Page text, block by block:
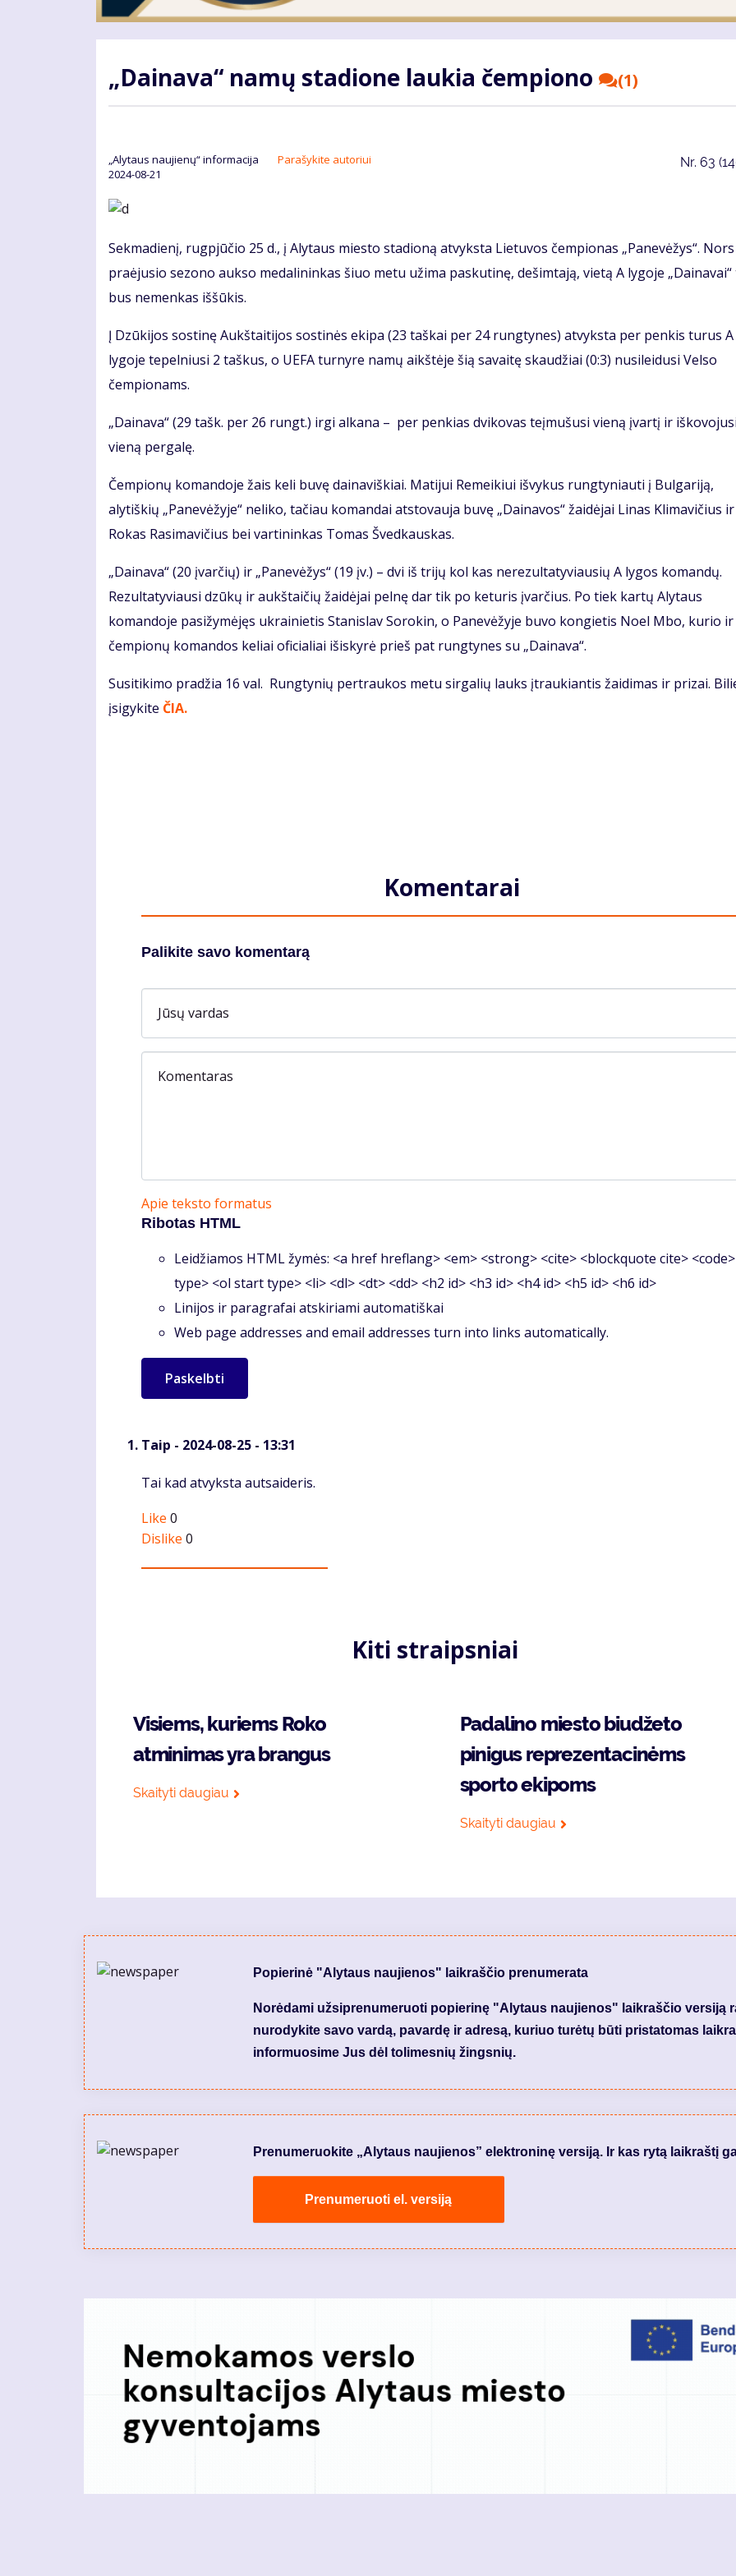
„Dainava“ namų stadione laukia čempiono (1)
„Alytaus naujienų“ informacija
Parašykite autoriui
2024-08-21
Nr. 63
Sekmadienį, rugpjūčio 25 d., į Alytaus miesto stadioną atvyksta Lietuvos čempionas „Panevėžys“. Nors
praėjusio sezono aukso medalininkas šiuo metu užima paskutinę, dešimtają, vietą A lygoje „Dainavai“
bus nemenkas iššūkis.
Į Dzūkijos sostinę Aukštaitijos sostinės ekipa (23 taškai per 24 rungtynes) atvyksta per penkis turus A
lygoje tepelniusi 2 taškus, o UEFA turnyre namų aikštėje šią savaitę skaudžiai (0:3) nusileidusi Velso
čempionams.
„Dainava“ (29 tašk. per 26 rungt.) irgi alkana – per penkias dvikovas teįmušusi vieną įvartį ir
vieną pergalę.
Čempionų komandoje žais keli buvę dainaviškiai. Matijui Remeikiui išvykus rungtyniauti į Bulgariją,
alytiškių „Panevėžyje“ neliko, tačiau komandai atstovauja buvę „Dainavos“ žaidėjai Linas Klimavičius ir
Rokas Rasimavičius bei vartininkas Tomas Švedkauskas.
„Dainava“ (20 įvarčių) ir „Panevėžys“ (19 įv.) – dvi iš trijų kol kas nerezultatyviausių A lygos komandų.
Rezultatyviausi dzūkų ir aukštaičių žaidėjai pelnę dar tik po keturis įvarčius. Po tiek kartų Alytaus
komandoje pasižymėjęs ukrainietis Stanislav Sorokin, o Panevėžyje buvo kongietis Noel Mbo, kurio ir
čempionų komandos keliai oficialiai išiskyrė prieš pat rungtynes su „Dainava“.
Susitikimo pradžia 16 val. Rungtynių pertraukos metu sirgalių lauks įtraukiantis žaidimas ir prizai.
įsigykite ČIA.
Komentarai
Palikite savo komentarą
Jūsų vardas
Komentaras
Apie teksto formatus
Ribotas HTML
Leidžiamos HTML žymės: <a href hreflang> <em> <strong> <cite> <blockquote cite>
type> <ol start type> <li> <dl> <dt> <dd> <h2 id> <h3 id> <h4 id> <h5 id> <h6 id>
Linijos ir paragrafai atskiriami automatiškai
Web page addresses and email addresses turn into links automatically.
Taip - 2024-08-25 - 13:31
Komentaras
Tai kad atvyksta autsaideris.
Like 0
Dislike 0
Kiti straipsniai
Visiems, kuriems Roko
atminimas yra brangus
Skaityti daugiau
Padalino miesto biudžeto
pinigus reprezentacinėms
sporto ekipoms
Skaityti daugiau
Popierinė "Alytaus naujienos" laikraščio prenumerata
Norėdami užsiprenumeruoti popierinę "Alytaus naujienos" laikraščio versiją
nurodykite savo vardą, pavardę ir adresą, kuriuo turėtų būti pristatomas
informuosime Jus dėl tolimesnių žingsnių.
Prenumeruokite „Alytaus naujienos” elektroninę versiją. Ir kas rytą laikraštį
Prenumeruoti el. versiją